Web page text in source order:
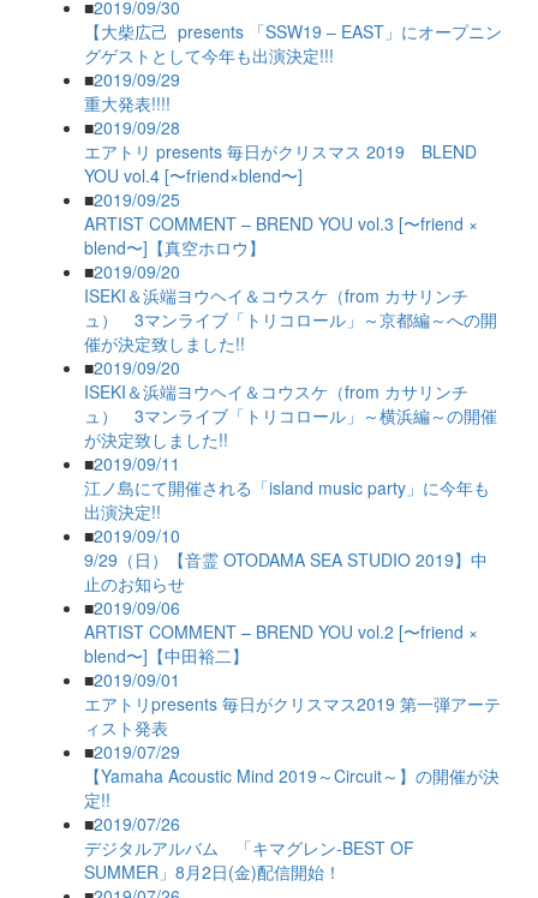
■2019/09/30
【大柴広己 presents 「SSW19 – EAST」にオープニン
グゲストとして今年も出演決定!!!
■2019/09/29
重大発表!!!!
■2019/09/28
エアトリ presents 毎日がクリスマス 2019 BLEND
YOU vol.4 [〜friend×blend〜]
■2019/09/25
ARTIST COMMENT – BREND YOU vol.3 [〜friend ×
blend〜]【真空ホロウ】
■2019/09/20
ISEKI＆浜端ヨウヘイ＆コウスケ（from カサリンチ
ュ） 3マンライブ「トリコロール」～京都編～への開
催が決定致しました!!
■2019/09/20
ISEKI＆浜端ヨウヘイ＆コウスケ（from カサリンチ
ュ） 3マンライブ「トリコロール」～横浜編～の開催
が決定致しました!!
■2019/09/11
江ノ島にて開催される「island music party」に今年も
出演決定!!
■2019/09/10
9/29（日）【音霊 OTODAMA SEA STUDIO 2019】中
止のお知らせ
■2019/09/06
ARTIST COMMENT – BREND YOU vol.2 [〜friend ×
blend〜]【中田裕二】
■2019/09/01
エアトリpresents 毎日がクリスマス2019 第一弾アーテ
ィスト発表
■2019/07/29
【Yamaha Acoustic Mind 2019～Circuit～】の開催が決
定!!
■2019/07/26
デジタルアルバム 「キマグレン-BEST OF
SUMMER」8月2日(金)配信開始！